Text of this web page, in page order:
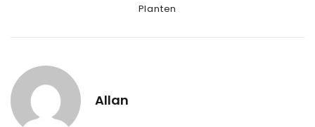
Categories
Planten
Allan